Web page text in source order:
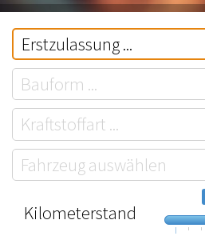
Kilometerstand